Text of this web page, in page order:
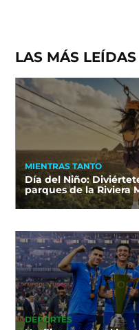
LAS MÁS LEÍDAS
MIENTRAS TANTO
Día del Niño:
parques de la Riviera
DEPORTES